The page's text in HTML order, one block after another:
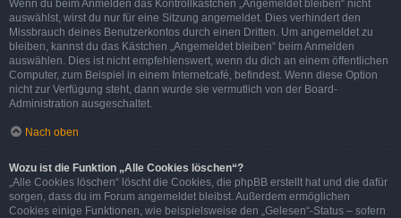
Wenn du beim Anmelden das Kontrollkästchen „Angemeldet bleiben“ nicht
auswählst, wirst du nur für eine Sitzung angemeldet. Dies verhindert den
Missbrauch deines Benutzerkontos durch einen Dritten. Um angemeldet zu
bleiben, kannst du das Kästchen „Angemeldet bleiben“ beim Anmelden
auswählen. Dies ist nicht empfehlenswert, wenn du dich an einem öffentlichen
Computer, zum Beispiel in einem Internetcafé, befindest. Wenn diese Option
nicht zur Verfügung steht, dann wurde sie vermutlich von der Board-
Administration ausgeschaltet.
Nach oben
Wozu ist die Funktion „Alle Cookies löschen“?
„Alle Cookies löschen“ löscht die Cookies, die phpBB erstellt hat und die dafür
sorgen, dass du im Forum angemeldet bleibst. Außerdem ermöglichen
Cookies einige Funktionen, wie beispielsweise den „Gelesen“-Status – sofern